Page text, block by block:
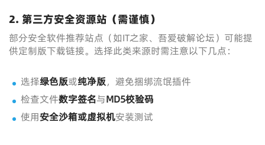
2. 第三方安全资源站（需谨慎）
部分安全软件推荐站点（如IT之家、吾爱破解论坛）可能提
供定制版下载链接。选择此类来源时需注意以下几点：
选择绿色版或纯净版，避免捆绑流氓插件
检查文件数字签名与MD5校验码
使用安全沙箱或虚拟机安装测试